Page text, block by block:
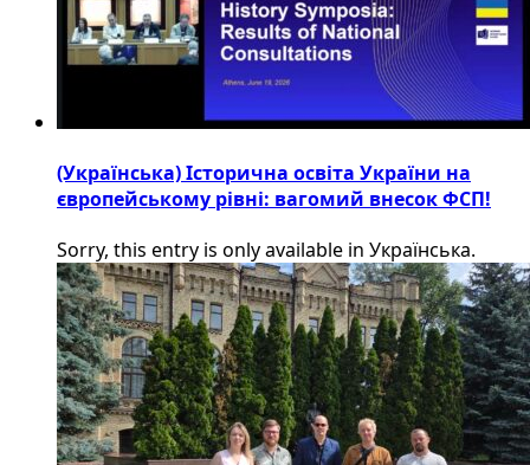
(Українська) Історична освіта України на
європейському рівні: вагомий внесок ФСП!
Sorry, this entry is only available in Українська.